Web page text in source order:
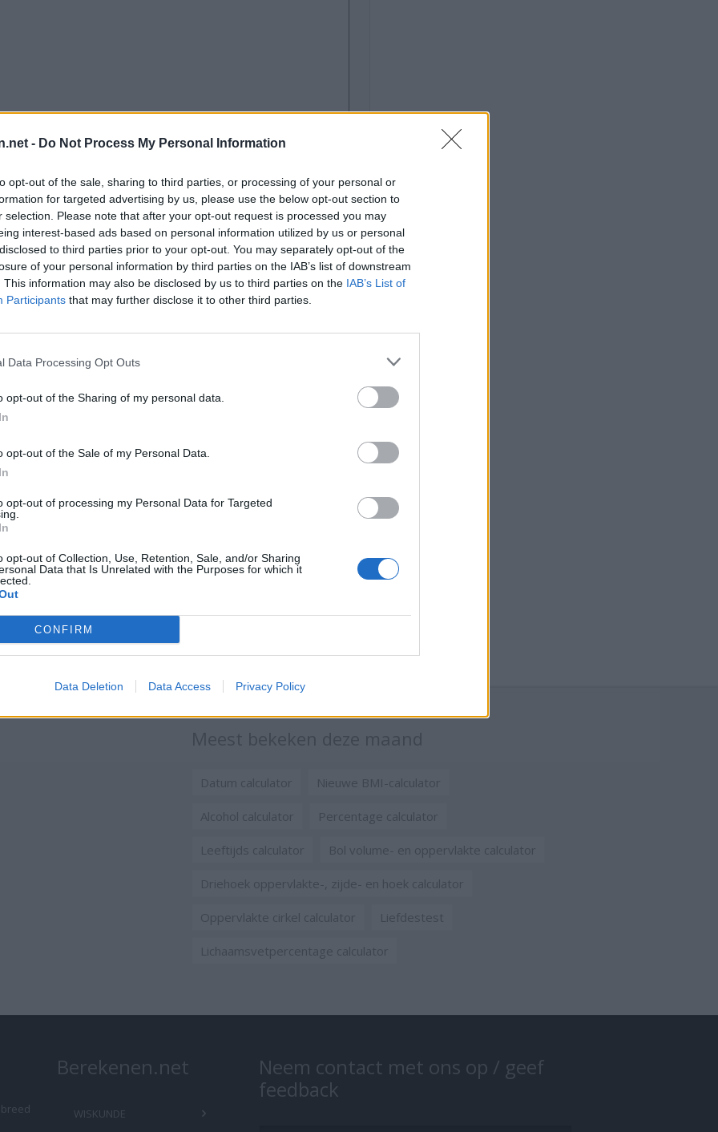
- Do Not Process My Personal Information
opt-out of the sale, sharing to third parties, or processing of your personal or
for targeted advertising by us, please use the below opt-out section to
selection. Please note that after your opt-out request is processed you may
interest-based ads based on personal information utilized by us or personal
to third parties prior to your opt-out. You may separately opt-out of the
of your personal information by third parties on the IAB’s list of downstream
This information may also be disclosed by us to third parties on the IAB’s List of
Participants that may further disclose it to other third parties.
Data Processing Opt Outs
opt-out of the Sharing of my personal data.
opt-out of the Sale of my Personal Data.
opt-out of processing my Personal Data for Targeted
opt-out of Collection, Use, Retention, Sale, and/or Sharing
Data that Is Unrelated with the Purposes for which it
CONFIRM
Data Deletion Data Access Privacy Policy
snel hoeveel woorden, tekens, clausules en paragrafen er in je
de 10 meest voorkomende woorden in de tekst en hun
Datum calculator Nieuwe BMI-calculator
Alcohol calculator Percentage calculator
Leeftijds calculator Bol volume- en oppervlakte calculator
Driehoek oppervlakte-, zijde- en hoek calculator
Oppervlakte cirkel calculator Liefdestest
Lichaamsvetpercentage calculator
Berekenen.net
WISKUNDE
Neem contact met ons op / geef
feedback